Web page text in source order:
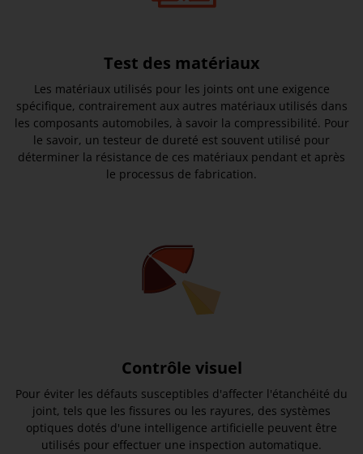
Test des matériaux
Les matériaux utilisés pour les joints ont une exigence
spécifique, contrairement aux autres matériaux utilisés dans
les composants automobiles, à savoir la compressibilité. Pour
le savoir, un testeur de dureté est souvent utilisé pour
déterminer la résistance de ces matériaux pendant et après
le processus de fabrication.
Contrôle visuel
Pour éviter les défauts susceptibles d'affecter l'étanchéité du
joint, tels que les fissures ou les rayures, des systèmes
optiques dotés d'une intelligence artificielle peuvent être
utilisés pour effectuer une inspection automatique.